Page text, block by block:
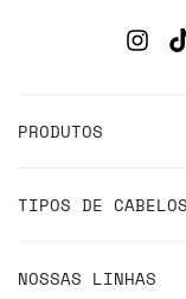
PRODUTOS
TIPOS DE CABELOS
NOSSAS LINHAS